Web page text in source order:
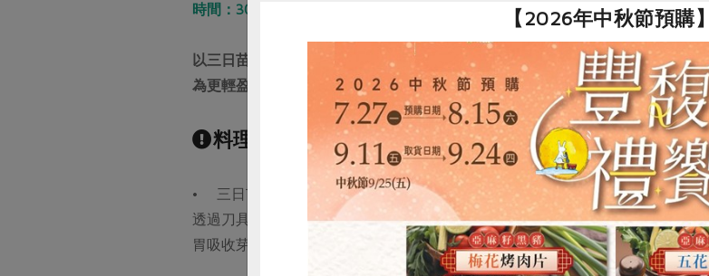
時間：30 分鐘
以三日苗（發芽三天大的青花椰苗）取代傳統蔥段，讓辛香之中多了一抹清爽
為更輕盈、無負擔的蔬食版本。
料理小撇步｜跟著這樣做讓料理的營養更加分
• 三日苗可切碎後再撒上，幫助蘿蔔硫素釋放
透過刀具將三日苗切段、切碎，目的是破壞芽苗中細胞壁，讓內含的各項植化
胃吸收芽苗營養的效率與濃度。
【2026年中秋節預購】